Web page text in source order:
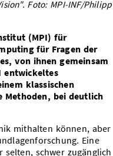
Foto: MPI-INF/Philipp
(MPI) für
für Fragen der
von ihnen gemeinsam
entwickeltes
klassischen
Methoden, bei deutlich
mithalten können, aber
Eine
schwer zugänglich